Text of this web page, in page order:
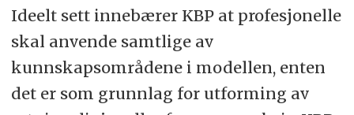
Ideelt sett innebærer KBP at profesjonelle
skal anvende samtlige av
kunnskapsområdene i modellen, enten
det er som grunnlag for utforming av